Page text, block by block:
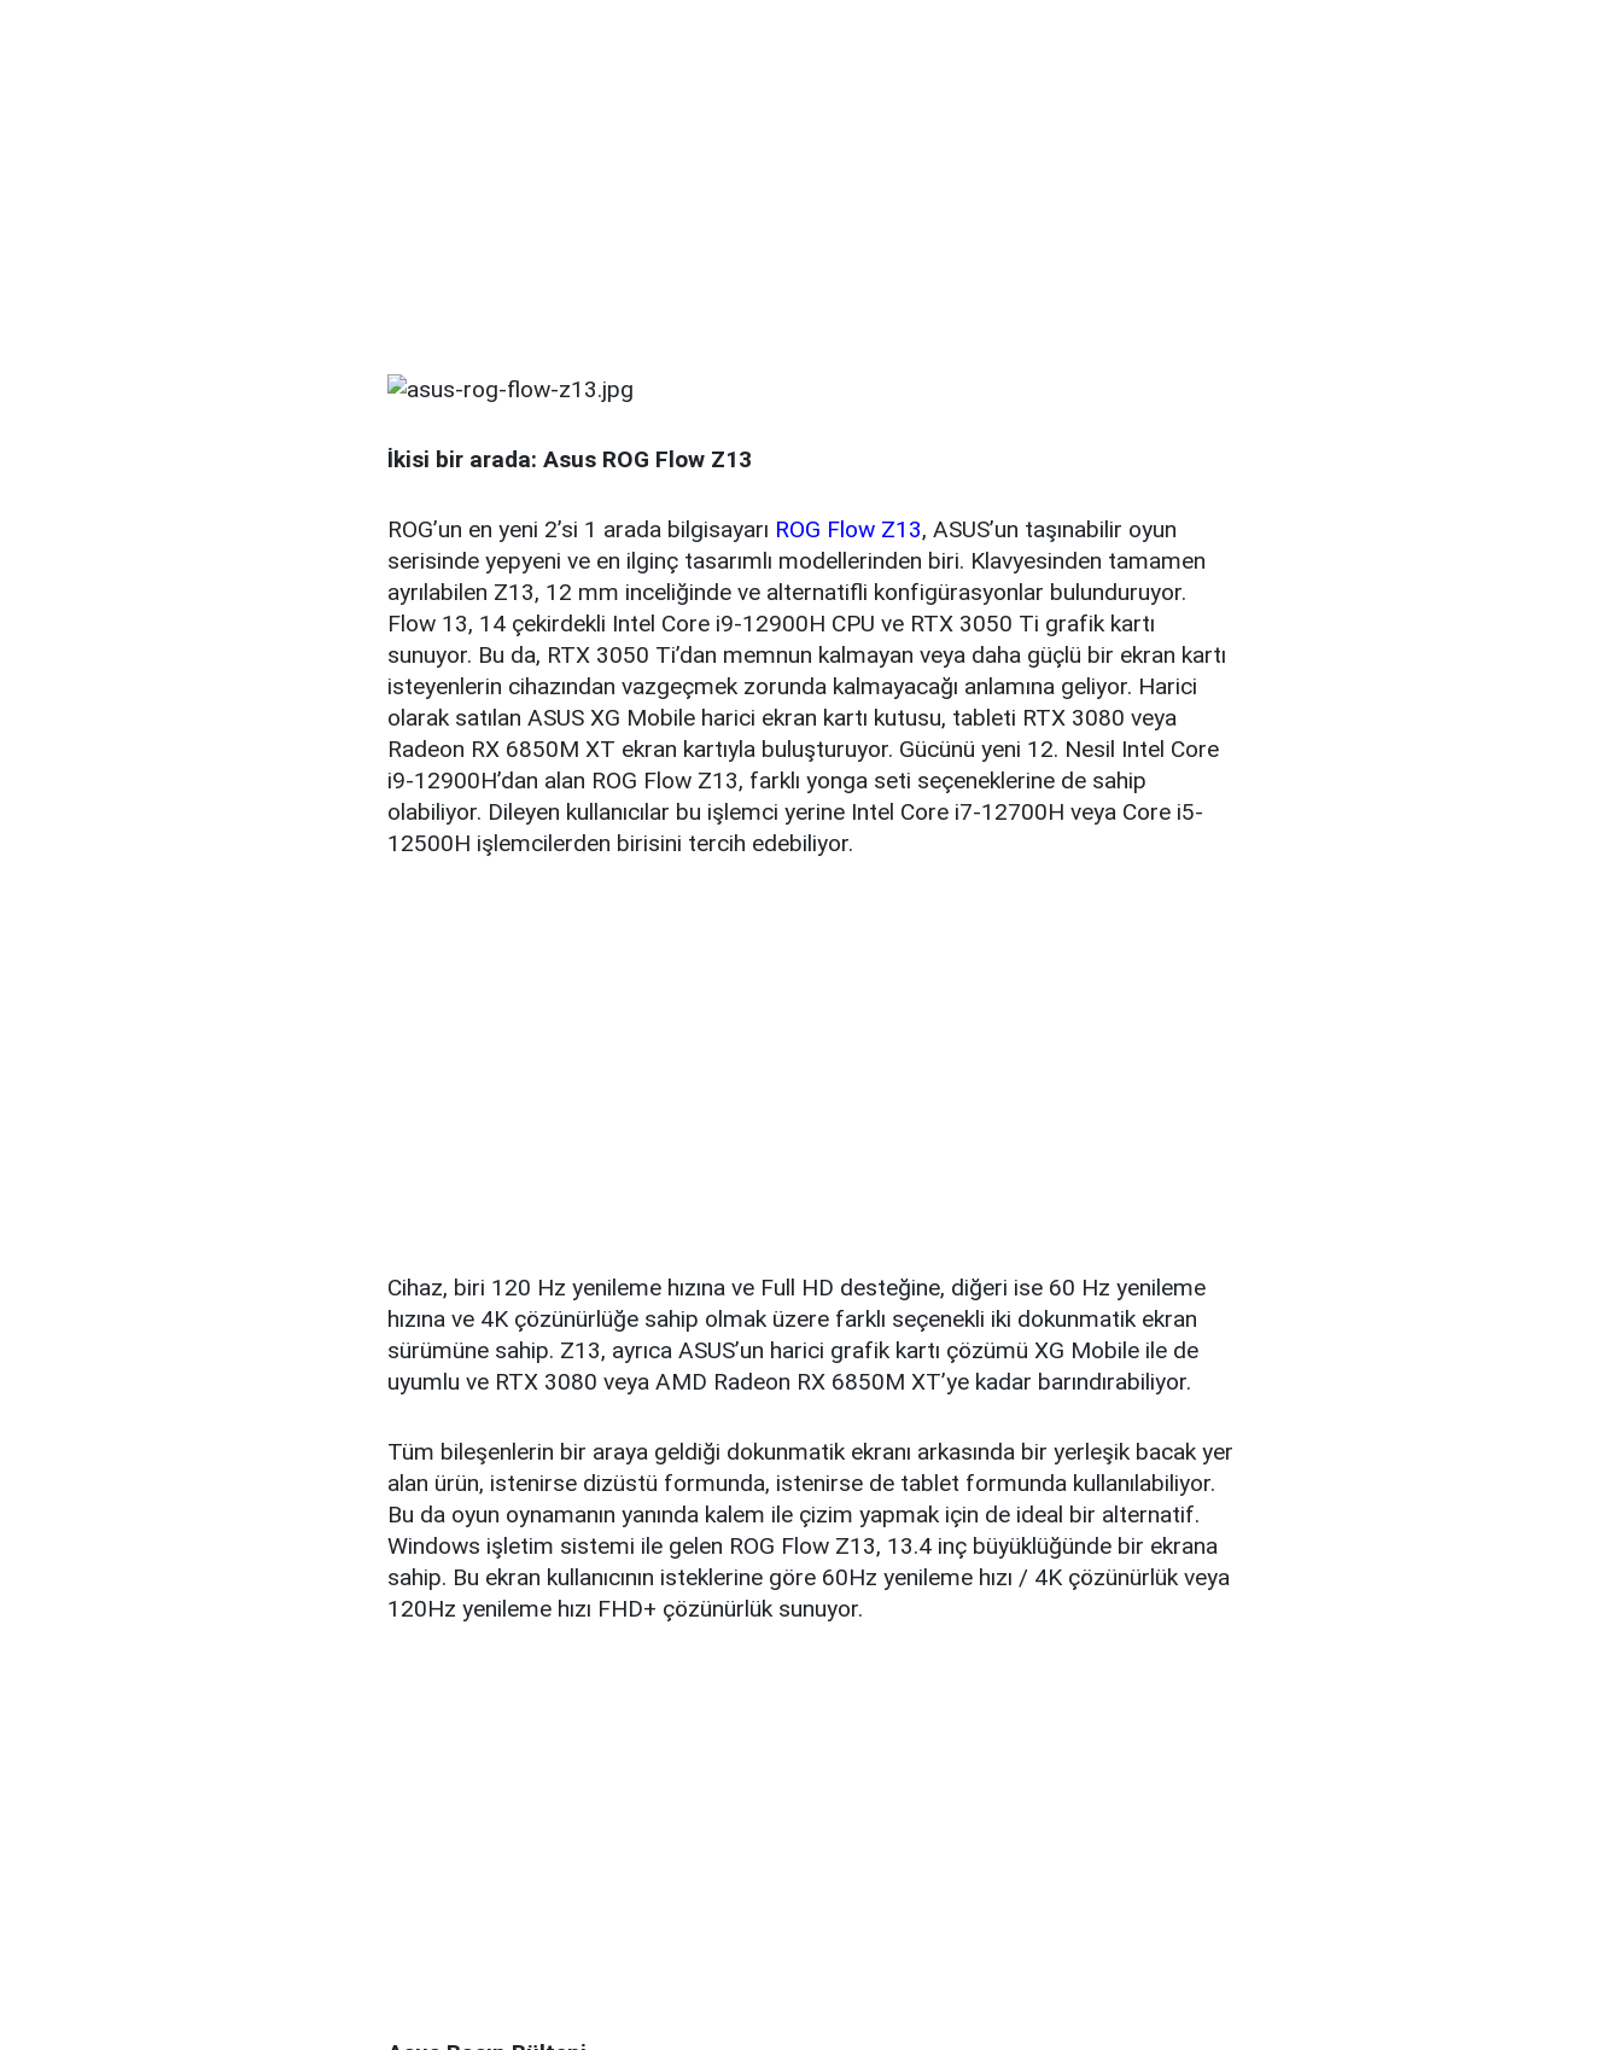
İkisi bir arada: Asus ROG Flow Z13
ROG’un en yeni 2’si 1 arada bilgisayarı ROG Flow Z13, ASUS’un taşınabilir oyun
serisinde yepyeni ve en ilginç tasarımlı modellerinden biri. Klavyesinden tamamen
ayrılabilen Z13, 12 mm inceliğinde ve alternatifli konfigürasyonlar bulunduruyor.
Flow 13, 14 çekirdekli Intel Core i9-12900H CPU ve RTX 3050 Ti grafik kartı
sunuyor. Bu da, RTX 3050 Ti’dan memnun kalmayan veya daha güçlü bir ekran kartı
isteyenlerin cihazından vazgeçmek zorunda kalmayacağı anlamına geliyor. Harici
olarak satılan ASUS XG Mobile harici ekran kartı kutusu, tableti RTX 3080 veya
Radeon RX 6850M XT ekran kartıyla buluşturuyor. Gücünü yeni 12. Nesil Intel Core
i9-12900H’dan alan ROG Flow Z13, farklı yonga seti seçeneklerine de sahip
olabiliyor. Dileyen kullanıcılar bu işlemci yerine Intel Core i7-12700H veya Core i5-
12500H işlemcilerden birisini tercih edebiliyor.
Cihaz, biri 120 Hz yenileme hızına ve Full HD desteğine, diğeri ise 60 Hz yenileme
hızına ve 4K çözünürlüğe sahip olmak üzere farklı seçenekli iki dokunmatik ekran
sürümüne sahip. Z13, ayrıca ASUS’un harici grafik kartı çözümü XG Mobile ile de
uyumlu ve RTX 3080 veya AMD Radeon RX 6850M XT’ye kadar barındırabiliyor.
Tüm bileşenlerin bir araya geldiği dokunmatik ekranı arkasında bir yerleşik bacak yer
alan ürün, istenirse dizüstü formunda, istenirse de tablet formunda kullanılabiliyor.
Bu da oyun oynamanın yanında kalem ile çizim yapmak için de ideal bir alternatif.
Windows işletim sistemi ile gelen ROG Flow Z13, 13.4 inç büyüklüğünde bir ekrana
sahip. Bu ekran kullanıcının isteklerine göre 60Hz yenileme hızı / 4K çözünürlük veya
120Hz yenileme hızı FHD+ çözünürlük sunuyor.